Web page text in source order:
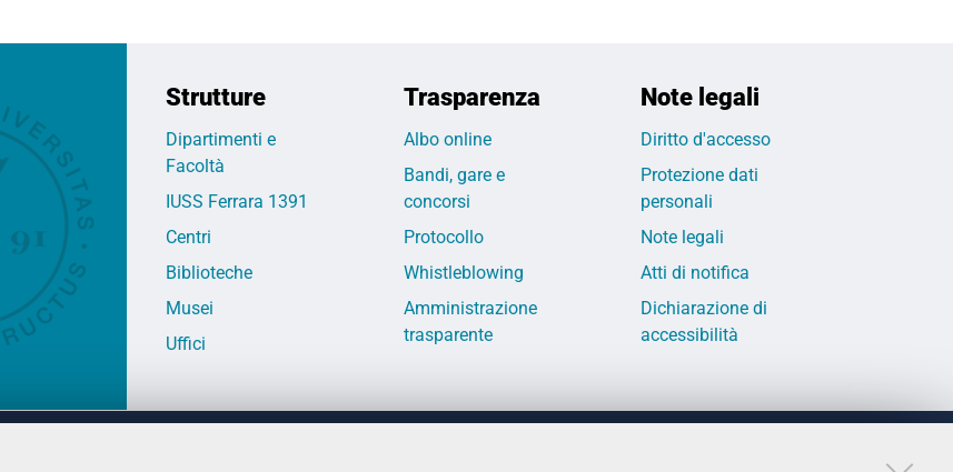
Strutture
Dipartimenti e
Facoltà
IUSS Ferrara 1391
Centri
Biblioteche
Musei
Uffici
Trasparenza
Albo online
Bandi, gare e
concorsi
Protocollo
Whistleblowing
Amministrazione
trasparente
Note legali
Diritto d'accesso
Protezione dati
personali
Note legali
Atti di notifica
Dichiarazione di
accessibilità